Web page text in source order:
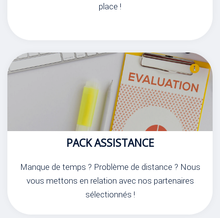
place !
PACK ASSISTANCE
Manque de temps ? Problème de distance ? Nous
vous mettons en relation avec nos partenaires
sélectionnés !